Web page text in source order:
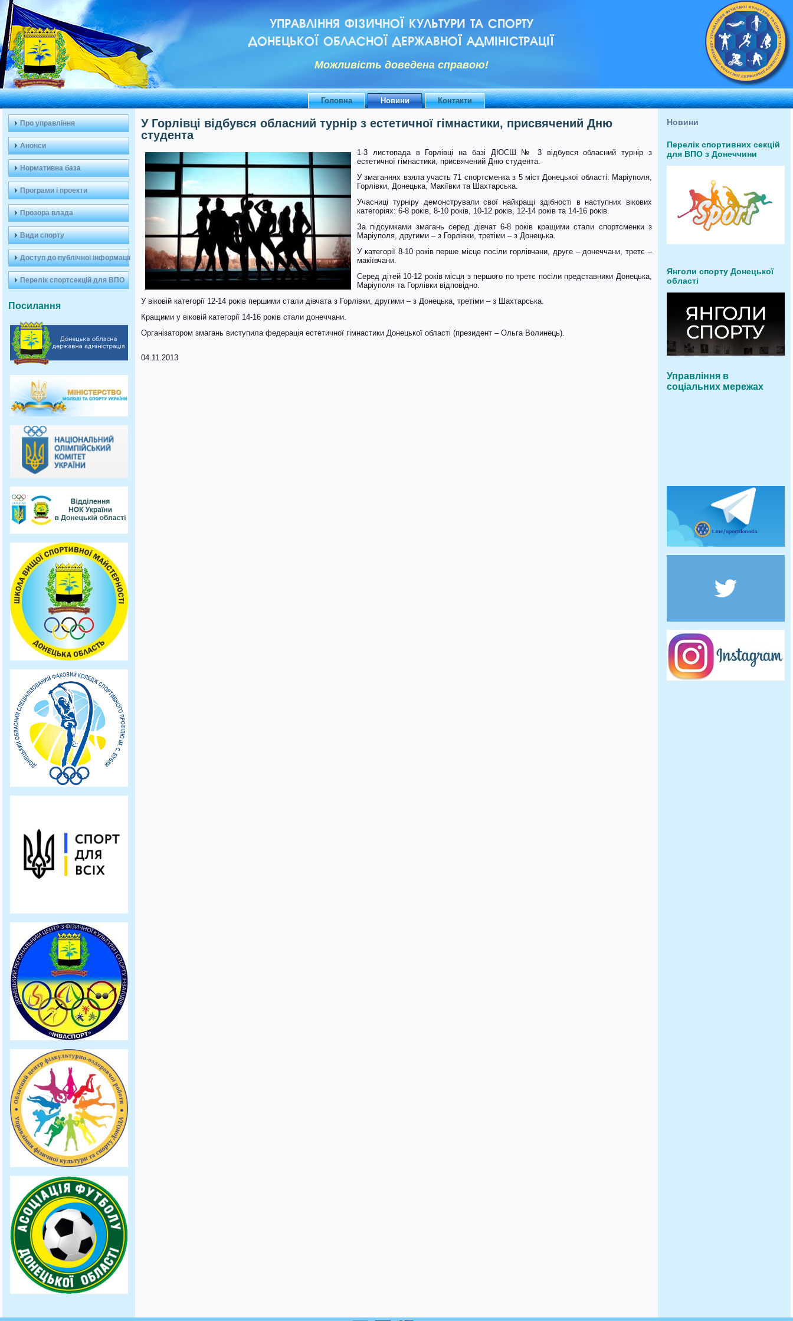
УПРАВЛІННЯ ФІЗИЧНОЇ КУЛЬТУРИ ТА СПОРТУ
ДОНЕЦЬКОЇ ОБЛАСНОЇ ДЕРЖАВНОЇ АДМІНІСТРАЦІЇ
Можливiсть доведена справою!
Головна Новини Контакти
Про управління
Анонси
Нормативна база
Програми і проекти
Прозора влада
Види спорту
Доступ до публічної інформації
Перелік спортсекцій для ВПО
Посилання
У Горлівці відбувся обласний турнір з естетичної гімнастики, присвячений Дню
студента
1-3 листопада в Горлівці на базі ДЮСШ № 3 відбувся обласний турнір з
естетичної гімнастики, присвячений Дню студента.
У змаганнях взяла участь 71 спортсменка з 5 міст Донецької області: Маріуполя,
Горлівки, Донецька, Макіївки та Шахтарська.
Учасниці турніру демонстрували свої найкращі здібності в наступних вікових
категоріях: 6-8 років, 8-10 років, 10-12 років, 12-14 років та 14-16 років.
За підсумками змагань серед дівчат 6-8 років кращими стали спортсменки з
Маріуполя, другими – з Горлівки, третіми – з Донецька.
У категорії 8-10 років перше місце посіли горлівчани, друге – донеччани, третє –
макіївчани.
Серед дітей 10-12 років місця з першого по третє посіли представники Донецька,
Маріуполя та Горлівки відповідно.
У віковій категорії 12-14 років першими стали дівчата з Горлівки, другими – з Донецька, третіми – з Шахтарська.
Кращими у віковій категорії 14-16 років стали донеччани.
Організатором змагань виступила федерація естетичної гімнастики Донецької області (президент – Ольга Волинець).
04.11.2013
Новини
Перелік спортивних секцій
для ВПО з Донеччини
Янголи спорту Донецької
області
Управління в
соціальних мережах